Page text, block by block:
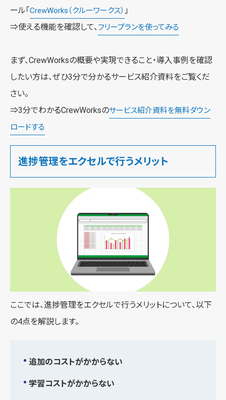
ール「 CrewWorks（クルーワークス） 」
⇒使える機能を確認して、フリープランを使ってみる
まず、CrewWorksの概要や実現できること・導入事例を確認
したい方は、ぜひ3分で分かるサービス紹介資料をご覧くだ
さい。
⇒3分でわかるCrewWorksのサービス紹介資料を無料ダウン
ロードする
進捗管理をエクセルで行うメリット
ここでは、進捗管理をエクセルで行うメリットについて、以下
の4点を解説します。
追加のコストがかからない
学習コストがかからない